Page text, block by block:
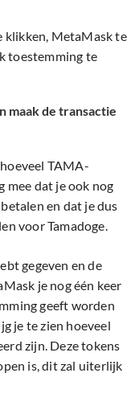
klikken, MetaMask te
toestemming te
maak de transactie
TAMA-
mee dat je ook nog
en dat je dus
voor Tamadoge.
gegeven en de
je nog één keer
geeft worden
je te zien hoeveel
zijn. Deze tokens
is, dit zal uiterlijk